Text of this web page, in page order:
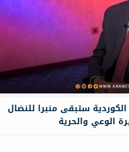
ستبقى منبرا للنضال
الوعي والحرية